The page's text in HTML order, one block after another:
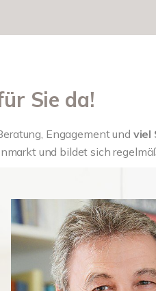
Sie da!
Engagement und viel
und bildet sich